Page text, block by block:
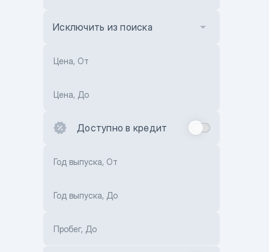
Исключить из поиска
Цена, От
Цена, До
Доступно в кредит
Год выпуска, От
Год выпуска, До
Пробег, До